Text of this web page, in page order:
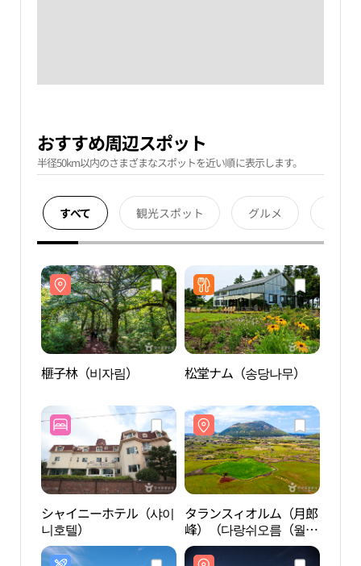
おすすめ周辺スポット
半径50km以内のさまざまなスポットを近い順に表示します。
すべて 観光スポット グルメ
榧子林（비자림） 松堂ナム（송당나무）
シャイニーホテル（샤이
니호텔）
タランスィオルム（月郎
峰）（다랑쉬오름（월랑
봉））